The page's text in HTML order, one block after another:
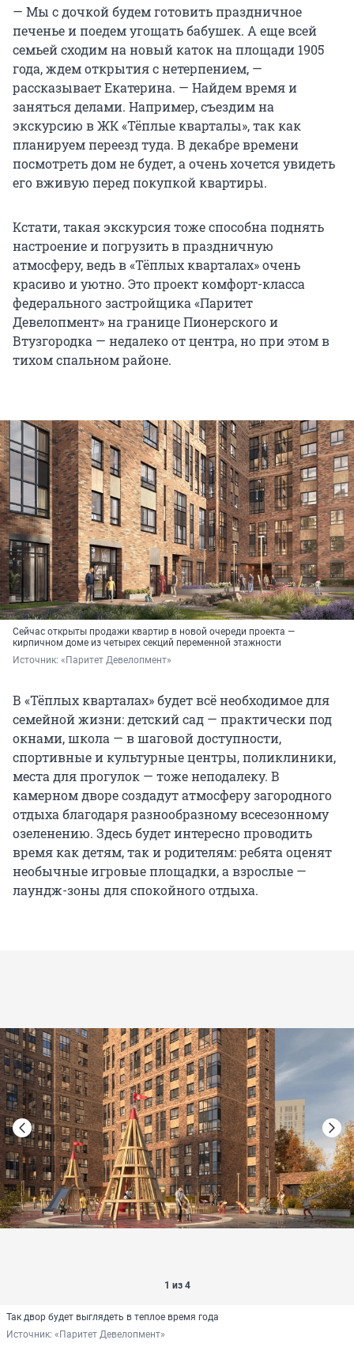
— Мы с дочкой будем готовить праздничное
печенье и поедем угощать бабушек. А еще всей
семьей сходим на новый каток на площади 1905
года, ждем открытия с нетерпением, —
рассказывает Екатерина. — Найдем время и
заняться делами. Например, съездим на
экскурсию в ЖК «Тёплые кварталы», так как
планируем переезд туда. В декабре времени
посмотреть дом не будет, а очень хочется увидеть
его вживую перед покупкой квартиры.
Кстати, такая экскурсия тоже способна поднять
настроение и погрузить в праздничную
атмосферу, ведь в «Тёплых кварталах» очень
красиво и уютно. Это проект комфорт-класса
федерального застройщика «Паритет
Девелопмент» на границе Пионерского и
Втузгородка — недалеко от центра, но при этом в
тихом спальном районе.
Сейчас открыты продажи квартир в новой очереди проекта —
кирпичном доме из четырех секций переменной этажности
Источник: «Паритет Девелопмент»
В «Тёплых кварталах» будет всё необходимое для
семейной жизни: детский сад — практически под
окнами, школа — в шаговой доступности,
спортивные и культурные центры, поликлиники,
места для прогулок — тоже неподалеку. В
камерном дворе создадут атмосферу загородного
отдыха благодаря разнообразному всесезонному
озеленению. Здесь будет интересно проводить
время как детям, так и родителям: ребята оценят
необычные игровые площадки, а взрослые —
лаундж-зоны для спокойного отдыха.
1 из 4
Так двор будет выглядеть в теплое время года
Источник: «Паритет Девелопмент»